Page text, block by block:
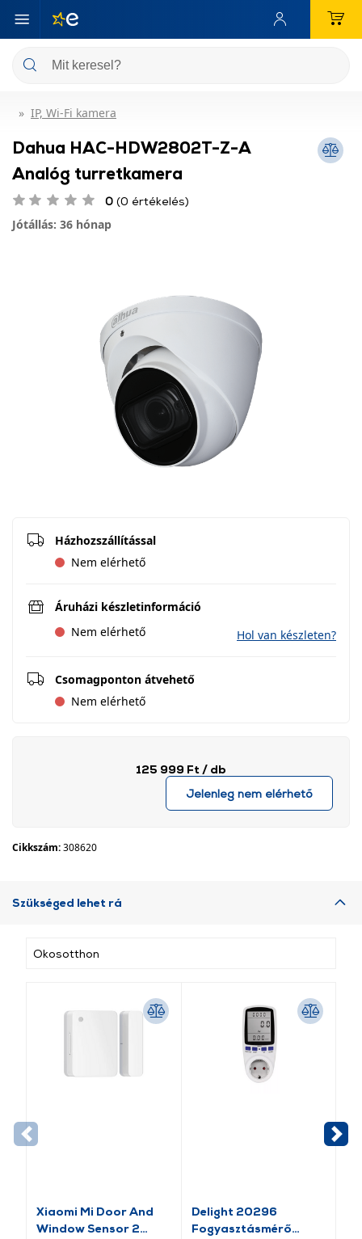
IP, Wi-Fi kamera
Dahua HAC-HDW2802T-Z-A
Analóg turretkamera
0 (0 értékelés)
Jótállás: 36 hónap
Házhozszállítással
Nem elérhető
Áruházi készletinformáció
Nem elérhető
Hol van készleten?
Csomagponton átvehető
Nem elérhető
125 999 Ft / db
Jelenleg nem elérhető
Cikkszám:308620
Szükséged lehet rá
Okosotthon
Xiaomi Mi Door And
Window Sensor 2
Delight 20296
Fogyasztásmérő